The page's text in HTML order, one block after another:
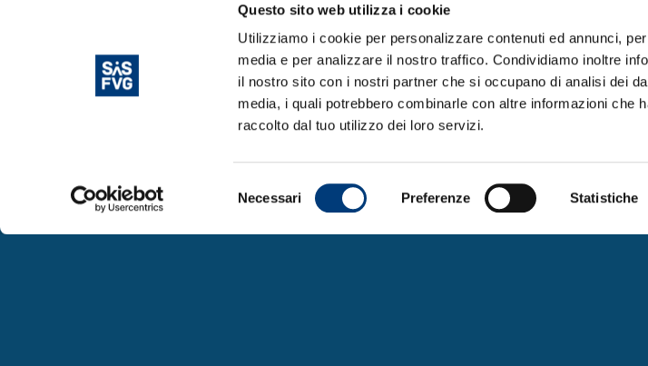
Questo sito web utilizza i cookie
Utilizziamo i cookie per personalizzare contenuti ed annunci,
media e per analizzare il nostro traffico. Condividiamo inoltre
il nostro sito con i nostri partner che si occupano di analisi dei
media, i quali potrebbero combinarle con altre informazioni che
raccolto dal tuo utilizzo dei loro servizi.
del
Necessari Preferenze Statistiche
SiS FVG è un’iniziativa della Regione Autonoma Friuli Venezia Giulia, in
collaborazione con il Ministero degli Affari Esteri e della Cooperazione
Internazionale e il Ministero dell’Università e della Ricerca, per la
Chi